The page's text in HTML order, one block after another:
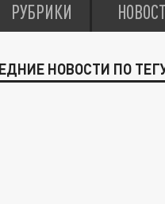
РУБРИКИ
НОВОСТИ ПО